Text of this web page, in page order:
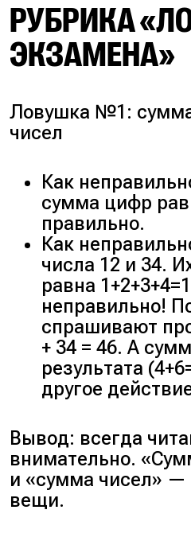
РУБРИКА
ЭКЗАМЕНА»
Ловушка №1:
чисел
Как
сумма цифр
правильно.
Как
числа 12 и 34.
равна
неправильно!
спрашивают
+ 34 = 46. А
результата
другое
Вывод: всегда
внимательно.
и «сумма чисел» —
вещи.